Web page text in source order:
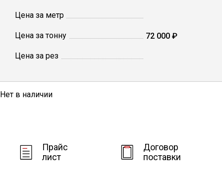
Квадрат стальной
Швеллер
Цена за метр
Цена за тонну 72 000 ₽
Цена за рез
Нет в наличии
Прайс
лист
Договор
поставки